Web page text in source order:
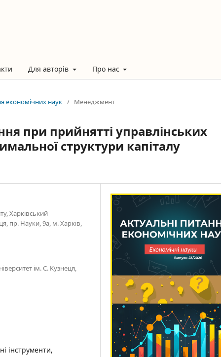
Для авторів Про нас
економічних наук / Менеджмент
при прийнятті управлінських
структури капіталу
Харківський
пр. Науки, 9а, м. Харків,
ім. С. Кузнеця,
інструменти,